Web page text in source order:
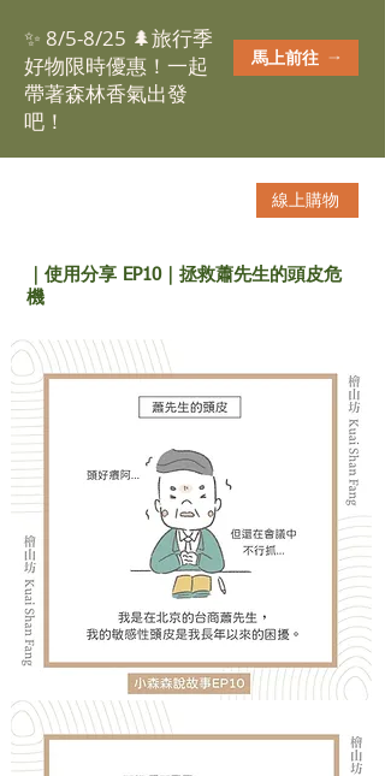
線上購物
✨ 8/5-8/25 🌲旅行季
好物限時優惠！一起
帶著森林香氣出發
吧！
馬上前往
｜使用分享 EP10｜拯救蕭先生的頭皮危
機